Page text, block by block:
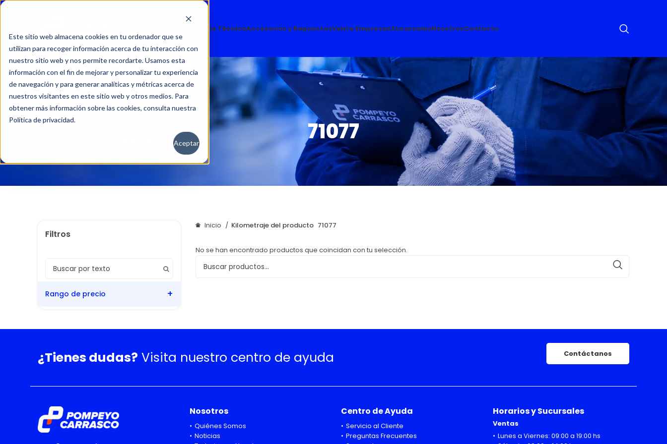
Este sitio web almacena cookies en tu ordenador que se
utilizan para recoger información acerca de tu interacción con
nuestro sitio web y nos permite recordarte. Usamos esta
información con el fin de mejorar y personalizar tu experiencia
de navegación y para generar analíticas y métricas acerca de
nuestros visitantes en este sitio web y otros medios. Para
obtener más información sobre las cookies, consulta nuestra
Política de privacidad.
Aceptar
Servicio TécnicoAccesorios y RepuestosVenta EmpresasSucursalesNosotrosContacto
71077
Rango de precio
Inicio Kilometraje del producto 71077
No se han encontrado productos que coincidan con tu selección.
¿Tienes dudas? Visita nuestro centro de ayuda Contáctanos
Nosotros
Quiénes Somos
Noticias
Centro de Ayuda
Servicio al Cliente
Preguntas Frecuentes
Horarios y Sucursales
Ventas
Lunes a Viernes: 09:00 a 19:00 hs